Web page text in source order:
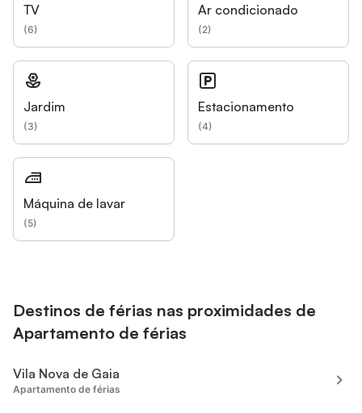
TV
(6)
Ar condicionado
(2)
Jardim
(3)
Estacionamento
(4)
Máquina de lavar
(5)
Destinos de férias nas proximidades de
Apartamento de férias
Vila Nova de Gaia
Apartamento de férias